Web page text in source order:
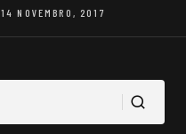
14 NOVEMBRO, 2017